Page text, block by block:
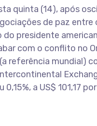
quinta (14), após
de paz entre
presidente
com o conflito no
referência mundial)
a US$ 101,17